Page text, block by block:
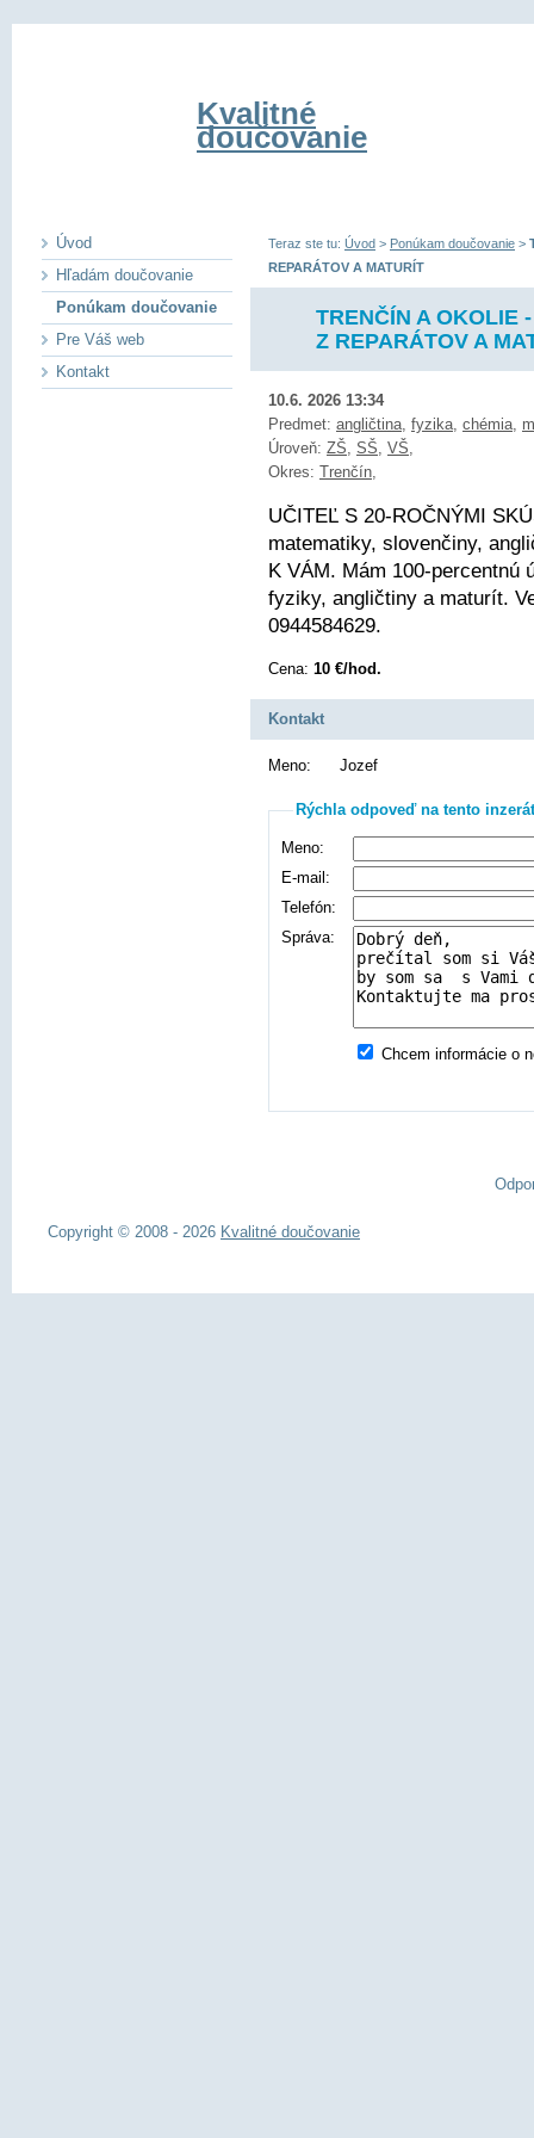
Kvalitné
doučovanie
Teraz ste tu: Úvod > Ponúkam doučovanie >
REPARÁTOV A MATURÍT
TRENČÍN A OKOLIE
Z REPARÁTOV A
10.6. 2026 13:34
Predmet: angličtina, fyzika, chémia,
Úroveň: ZŠ, SŠ, VŠ,
Okres: Trenčín,
UČITEĽ S 20-ROČNÝMI
matematiky, slovenčiny,
K VÁM. Mám 100-percentnú
fyziky, angličtiny a maturít.
0944584629.
Cena: 10 €/hod.
Kontakt
Meno: Jozef
Rýchla odpoveď na tento inzerát
Meno:
E-mail:
Telefón:
Správa:
Chcem informácie o
Úvod
Hľadám doučovanie
Ponúkam doučovanie
Pre Váš web
Kontakt
Copyright © 2008 - 2026 Kvalitné doučovanie